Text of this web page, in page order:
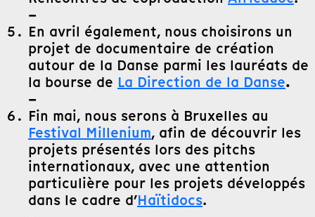
–
En avril également, nous choisirons un
projet de documentaire de création
autour de la Danse parmi les lauréats de
la bourse de La Direction de la Danse.
–
Fin mai, nous serons à Bruxelles au
Festival Millenium, afin de découvrir les
projets présentés lors des pitchs
internationaux, avec une attention
particulière pour les projets développés
dans le cadre d’Haïtidocs.